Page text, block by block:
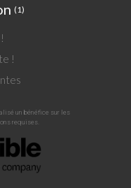
(1)
!
un bénéfice sur les
requises.